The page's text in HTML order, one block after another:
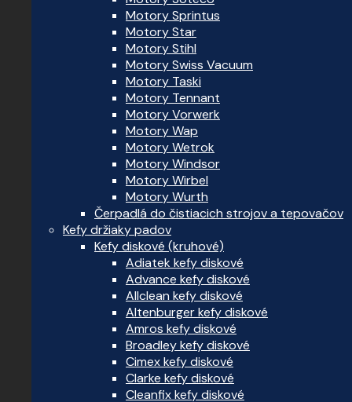
Motory Sprintus
Motory Star
Motory Stihl
Motory Swiss Vacuum
Motory Taski
Motory Tennant
Motory Vorwerk
Motory Wap
Motory Wetrok
Motory Windsor
Motory Wirbel
Motory Wurth
Čerpadlá do čistiacich strojov a tepovačov
Kefy držiaky padov
Kefy diskové (kruhové)
Adiatek kefy diskové
Advance kefy diskové
Allclean kefy diskové
Altenburger kefy diskové
Amros kefy diskové
Broadley kefy diskové
Cimex kefy diskové
Clarke kefy diskové
Cleanfix kefy diskové